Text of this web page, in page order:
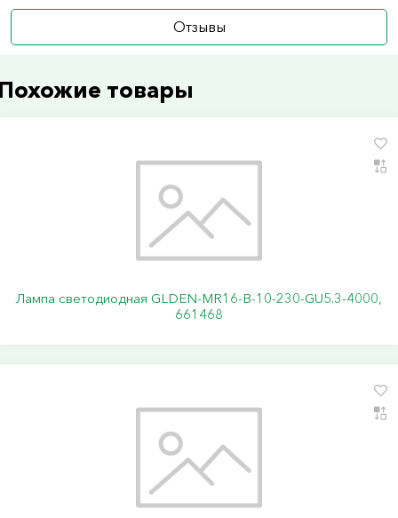
Отзывы
товары
Лампа светодиодная GLDEN-MR16-B-10-230-GU5.3-4000,
661468